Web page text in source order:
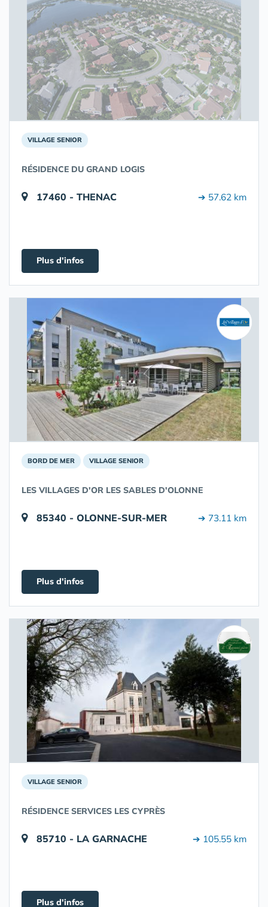
VILLAGE SENIOR
RÉSIDENCE DU GRAND LOGIS
17460 - THENAC ➔ 57.62 km
Plus d'infos
BORD DE MER VILLAGE SENIOR
LES VILLAGES D'OR LES SABLES D'OLONNE
85340 - OLONNE-SUR-MER ➔ 73.11 km
Plus d'infos
VILLAGE SENIOR
RÉSIDENCE SERVICES LES CYPRÈS
85710 - LA GARNACHE ➔ 105.55 km
Plus d'infos